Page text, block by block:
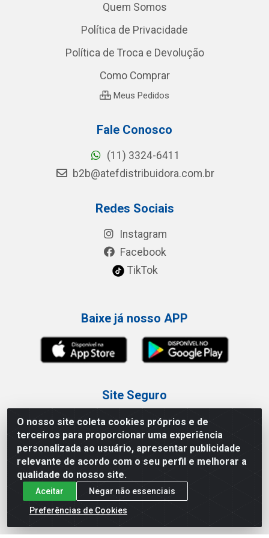
O nosso site coleta cookies próprios e de
terceiros para proporcionar uma experiência
personalizada ao usuário, apresentar publicidade
relevante de acordo com o seu perfil e melhorar a
qualidade do nosso site.
Aceitar
Negar não essenciais
Preferências de Cookies
Quem Somos
Política de Privacidade
Política de Troca e Devolução
Como Comprar
Meus Pedidos
Fale Conosco
(11) 3324-6411
b2b@atefdistribuidora.com.br
Redes Sociais
Instagram
Facebook
TikTok
Baixe já nosso APP
Site Seguro
Loja / Showroom
Tel.: (11) 3227-0546
Av Vautier, 587/597 - Pari - São Paulo/SP